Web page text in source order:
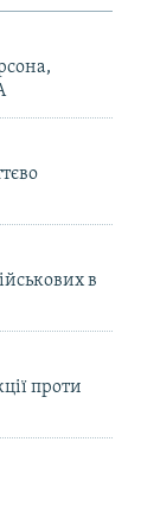
в
проти